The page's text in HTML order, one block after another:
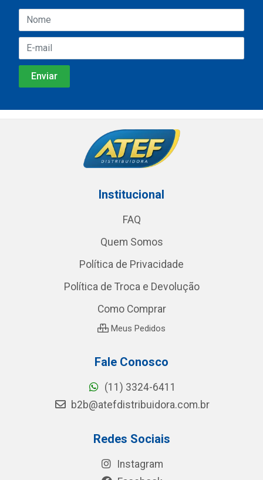
Institucional
FAQ
Quem Somos
Política de Privacidade
Política de Troca e Devolução
Como Comprar
Meus Pedidos
Fale Conosco
(11) 3324-6411
b2b@atefdistribuidora.com.br
Redes Sociais
Instagram